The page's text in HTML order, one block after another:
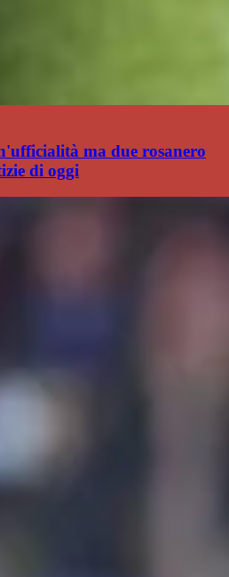
ma due rosanero
di oggi